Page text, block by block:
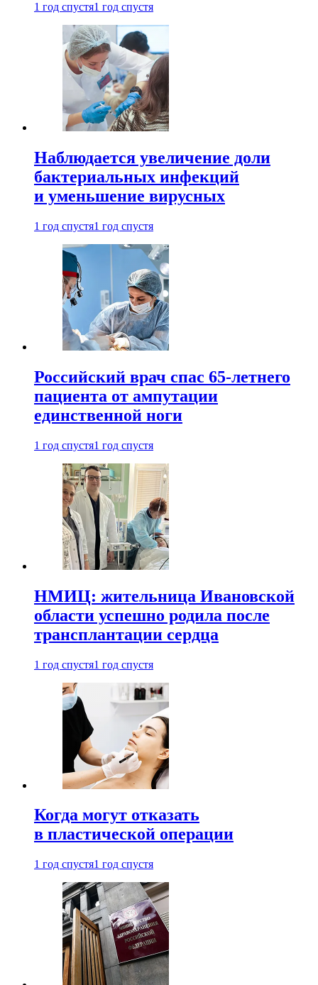
1 год спустя1 год спустя
Наблюдается увеличение доли
бактериальных инфекций
и уменьшение вирусных
1 год спустя1 год спустя
Российский врач спас 65-летнего
пациента от ампутации
единственной ноги
1 год спустя1 год спустя
НМИЦ: жительница Ивановской
области успешно родила после
трансплантации сердца
1 год спустя1 год спустя
Когда могут отказать
в пластической операции
1 год спустя1 год спустя